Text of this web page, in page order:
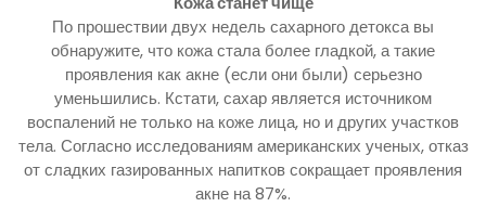
По прошествии двух недель сахарного детокса вы
обнаружите, что кожа стала более гладкой, а такие
проявления как акне (если они были) серьезно
уменьшились. Кстати, сахар является источником
воспалений не только на коже лица, но и других участков
тела. Согласно исследованиям американских ученых, отказ
от сладких газированных напитков сокращает проявления
акне на 87%.